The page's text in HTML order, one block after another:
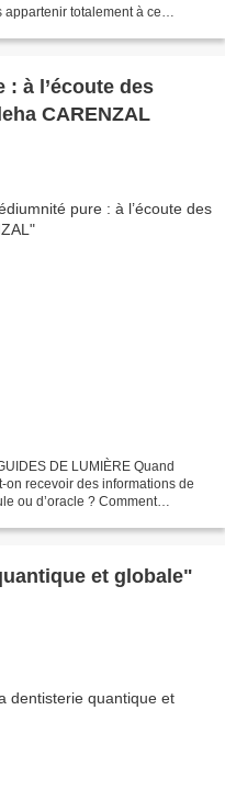
totalement à ce
à l’écoute des
CARENZAL
DE LUMIÈRE Quand
on recevoir des informations de
ou d’oracle ? Comment
et globale"